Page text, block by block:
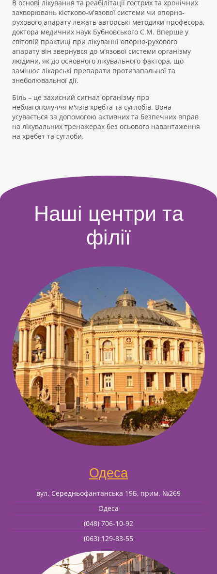
В основі лікування та реабілітації гострих та хронічних
захворювань кістково-м'язової системи чи опорно-
рухового апарату лежать авторські методики професора,
доктора медичних наук Бубновського С.М. Вперше у
світовій практиці при лікуванні опорно-рухового
апарату він звернувся до м'язової системи організму
людини, як до основного лікувального фактора, що
замінює лікарські препарати протизапальної та
знеболювальної дії.
Біль – це захисний сигнал організму про
неблагополуччя м'язів хребта та суглобів. Вона
усувається за допомогою активних та безпечних вправ
на лікувальних тренажерах без осьового навантаження
на хребет та суглоби.
Наші центри та
філії
Одеса
вул. Середньофантанська 19Б, прим. №269
Одеса
(048) 706-10-92
(063) 129-83-55